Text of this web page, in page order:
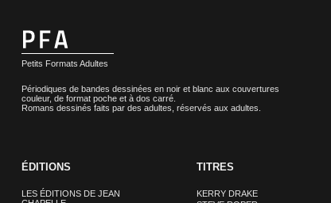
Petits Formats Adultes
Périodiques de bandes dessinées en noir et blanc aux couvertures
couleur, de format poche et à dos carré.
Romans dessinés faits par des adultes, réservés aux adultes.
ÉDITIONS
LES ÉDITIONS DE JEAN
TITRES
KERRY DRAKE